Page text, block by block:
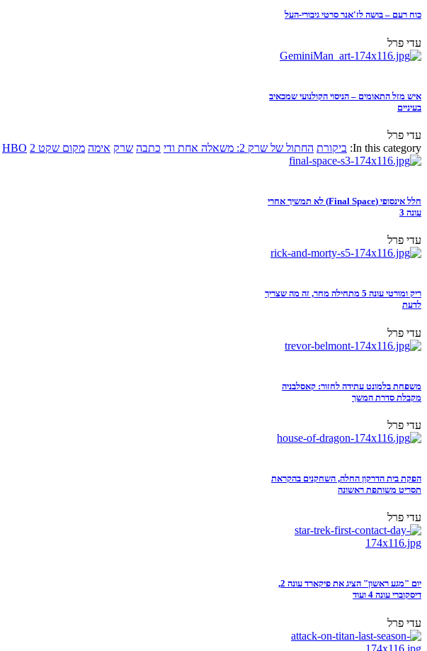
כוח רעם – בושה לז'אנר סרטי גיבורי-העל
עדי פרל
איש מזל התאומים – הניסוי הקולנועי שמכאיב
בעיניים
עדי פרל
In this category: ביקורת החתול של שרק 2: משאלה אחת ודי כתבה שרק אימה מקום שקט 2 HBO
חלל אינסופי (Final Space) לא תמשיך אחרי
עונה 3
עדי פרל
ריק ומורטי עונה 5 מתחילה מחר, זה מה שצריך
לדעת
עדי פרל
משפחת בלמונט עתידה לחזור: קאסלבניה
מקבלת סדרת המשך
עדי פרל
הפקת בית הדרקון החלה, השחקנים בהקראת
תסריט משותפת ראשונה
עדי פרל
יום "מגע ראשון" הציג את פיקארד עונה 2,
דיסקוברי עונה 4 ועוד
עדי פרל